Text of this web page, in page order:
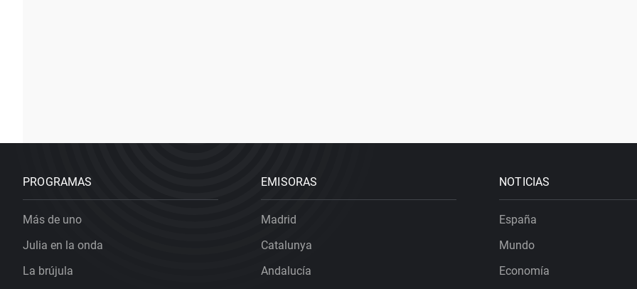
PROGRAMAS
Más de uno
Julia en la onda
La brújula
EMISORAS
Madrid
Catalunya
Andalucía
NOTICIAS
España
Mundo
Economía